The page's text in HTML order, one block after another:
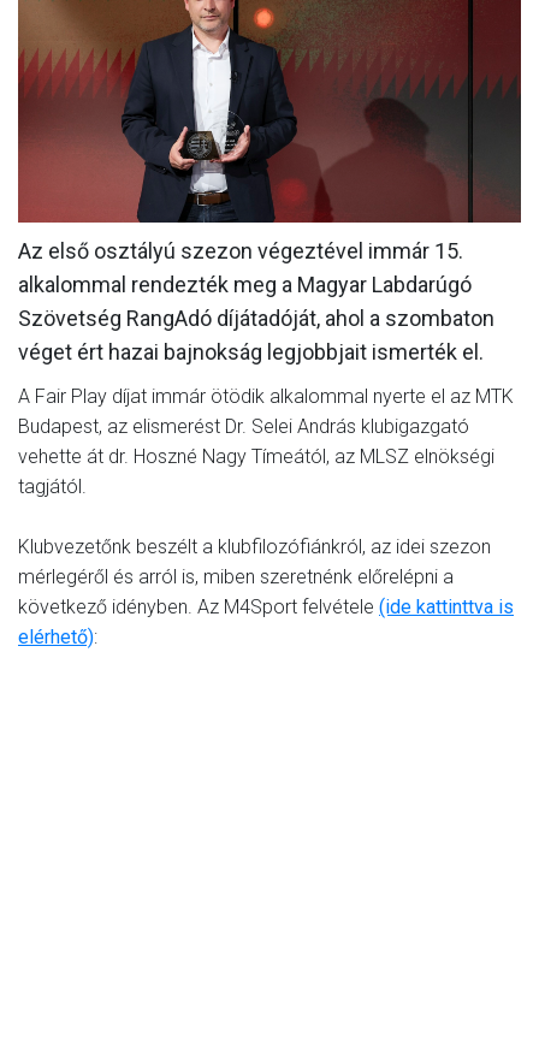
MÉRKŐZÉSEK
KLUB
GALÉRIA
SZURKOLÓI ÉLMÉNYEK
AKKREDITÁCIÓ
Az első osztályú szezon végeztével immár 15.
alkalommal rendezték meg a Magyar Labdarúgó
Szövetség RangAdó díjátadóját, ahol a szombaton
véget ért hazai bajnokság legjobbjait ismerték el.
A Fair Play díjat immár ötödik alkalommal nyerte el az MTK
Budapest, az elismerést Dr. Selei András klubigazgató
vehette át dr. Hoszné Nagy Tímeától, az MLSZ elnökségi
tagjától.
Klubvezetőnk beszélt a klubfilozófiánkról, az idei szezon
mérlegéről és arról is, miben szeretnénk előrelépni a
következő idényben. Az M4Sport felvétele (ide kattinttva is
elérhető):